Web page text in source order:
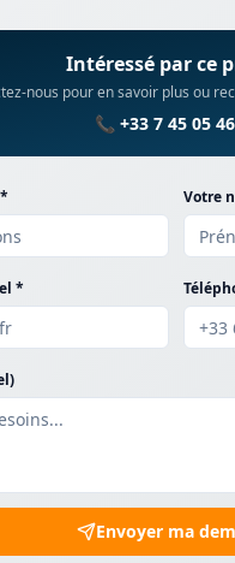
Intéressé par ce
nous pour en savoir plus ou
📞 +33 7 45 05
Votre
*
Envoyer ma